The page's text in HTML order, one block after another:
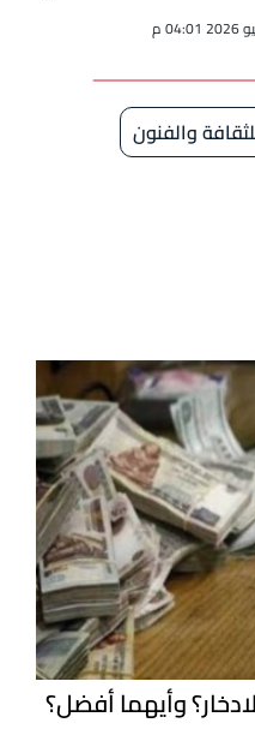
والفنون
وأيهما أفضل؟